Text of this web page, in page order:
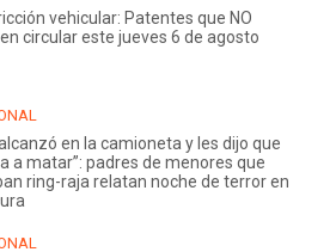
vehicular: Patentes que NO
circular este jueves 6 de agosto
en la camioneta y les dijo que
a matar”: padres de menores que
ring-raja relatan noche de terror en